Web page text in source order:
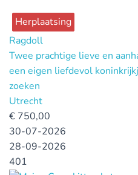
Herplaatsing
Ragdoll
Twee prachtige lieve en
een eigen liefdevol
zoeken
Utrecht
€ 750,00
30-07-2026
28-09-2026
401